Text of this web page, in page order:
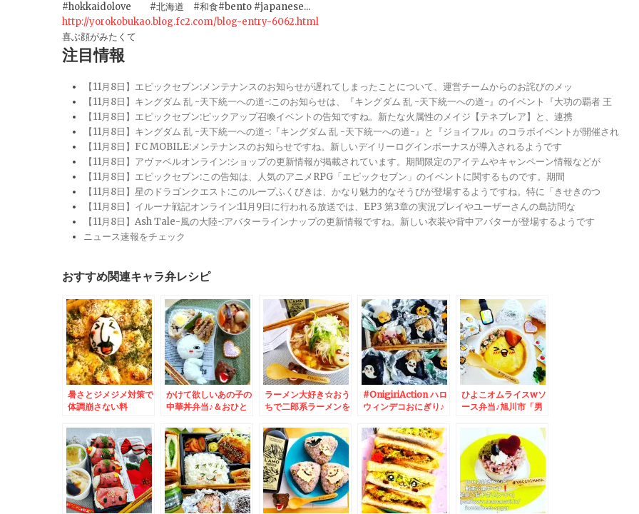
#hokkaidolove #北海道 #和食#bento #japanese...
http://yorokobukao.blog.fc2.com/blog-entry-6062.html
喜ぶ顔がみたくて
注目情報
【11月8日】エピックセブン:メンテナンスのお知らせが遅れてしまったことについて、運営チームからのお詫びのメッ
【11月8日】キングダム 乱 -天下統一への道-:このお知らせは、『キングダム 乱 -天下統一への道-』のイベント『大功の覇者 王
【11月8日】エピックセブン:ピックアップ召喚イベントの告知ですね。新たな火属性のメイジ【テネブレア】と、連携
【11月8日】キングダム 乱 -天下統一への道-:『キングダム 乱 -天下統一への道-』と『ジョイフル』のコラボイベントが開催され
【11月8日】FC MOBILE:メンテナンスのお知らせですね。新しいデイリーログインボーナスが導入されるようです
【11月8日】アヴァベルオンライン:ショップの更新情報が掲載されています。期間限定のアイテムやキャンペーン情報などが
【11月8日】エピックセブン:この告知は、人気のアニメRPG「エピックセブン」のイベントに関するものです。期間
【11月8日】星のドラゴンクエスト:このループふくびきは、かなり魅力的なそうびが登場するようですね。特に「きせきのつ
【11月8日】イルーナ戦記オンライン:11月9日に行われる放送では、EP3 第3章の実況プレイやユーザーさんの島訪問な
【11月8日】Ash Tale-風の大陸-:アバターラインナップの更新情報ですね。新しい衣装や背中アバターが登場するようです
ニュース速報をチェック
おすすめ関連キャラ弁レシピ
暑さとジメジメ対策で
体調崩さない料
たくなる夏グラタン(*
´艸`*)
かけて欲しいあの子の
中華丼弁当♪＆おひと
(ΦωΦ)ﾌﾌﾌ…
ラーメン大好き☆おう
ちで二郎系ラーメンを
#OnigiriAction ハロ
ウィンデコおにぎり♪
エロ人見店」さんの
「黒船ペリーライス」
(*´艸`*)
ひよこオムライスwソ
ース弁当♪旭川市「男
酒」♪昔ながらのタイ
プですよ～～～＾＾♪